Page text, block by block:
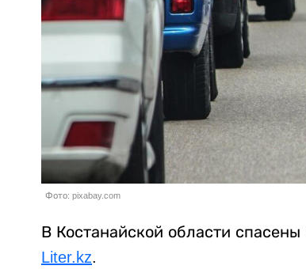
Фото: pixabay.com
В Костанайской области
Liter.kz.